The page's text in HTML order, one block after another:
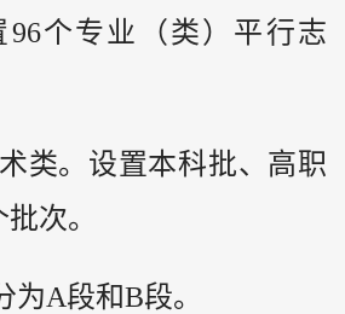
个专业（类）平行志
术类。设置本科批、高职
次。
为A段和B段。